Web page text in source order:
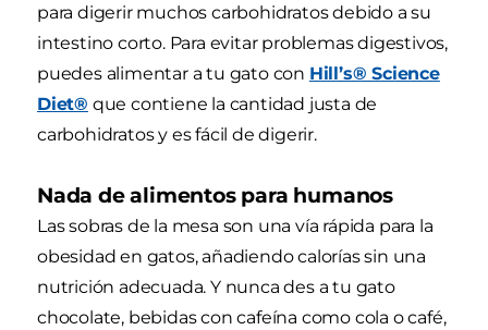
para digerir muchos carbohidratos debido a su
intestino corto. Para evitar problemas digestivos,
puedes alimentar a tu gato con Hill’s® Science
Diet® que contiene la cantidad justa de
carbohidratos y es fácil de digerir.
Nada de alimentos para humanos
Las sobras de la mesa son una vía rápida para la
obesidad en gatos, añadiendo calorías sin una
nutrición adecuada. Y nunca des a tu gato
chocolate, bebidas con cafeína como cola o café,